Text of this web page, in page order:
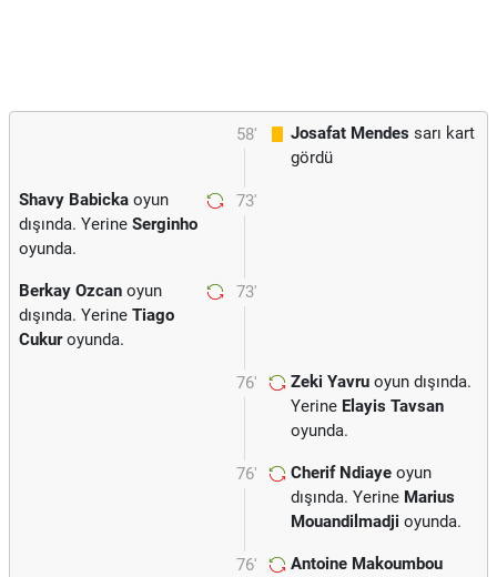
58' Josafat Mendes sarı kart
gördü
73'
Shavy Babicka oyun
dışında. Yerine Serginho
oyunda.
73'
Berkay Ozcan oyun
dışında. Yerine Tiago
Cukuroyunda.
76' Zeki Yavru oyun dışında.
Yerine Elayis Tavsan
oyunda.
76' Cherif Ndiaye oyun
dışında. Yerine Marius
Mouandilmadji oyunda.
76'
Antoine Makoumbou